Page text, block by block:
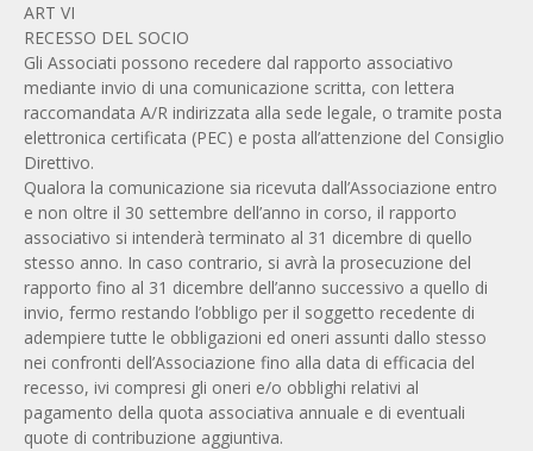
ART VI
RECESSO DEL SOCIO
Gli Associati possono recedere dal rapporto associativo
mediante invio di una comunicazione scritta, con lettera
raccomandata A/R indirizzata alla sede legale, o tramite posta
elettronica certificata (PEC) e posta all’attenzione del Consiglio
Direttivo.
Qualora la comunicazione sia ricevuta dall’Associazione entro
e non oltre il 30 settembre dell’anno in corso, il rapporto
associativo si intenderà terminato al 31 dicembre di quello
stesso anno. In caso contrario, si avrà la prosecuzione del
rapporto fino al 31 dicembre dell’anno successivo a quello di
invio, fermo restando l’obbligo per il soggetto recedente di
adempiere tutte le obbligazioni ed oneri assunti dallo stesso
nei confronti dell’Associazione fino alla data di efficacia del
recesso, ivi compresi gli oneri e/o obblighi relativi al
pagamento della quota associativa annuale e di eventuali
quote di contribuzione aggiuntiva.